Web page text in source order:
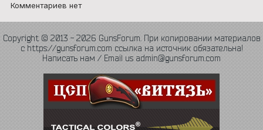
Комментариев нет
Copyright © 2013 - 2026 GunsForum. При копировании материалов
с https://gunsforum.com ссылка на источник обязательна!
Написать нам / Email us admin@gunsforum.com